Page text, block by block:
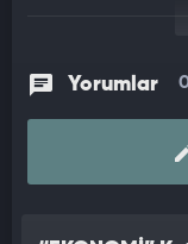
Yorumlar